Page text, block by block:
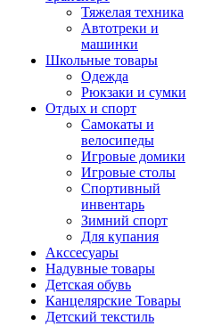
Тяжелая техника
Автотреки и
машинки
Школьные товары
Одежда
Рюкзаки и сумки
Отдых и спорт
Самокаты и
велосипеды
Игровые домики
Игровые столы
Спортивный
инвентарь
Зимний спорт
Для купания
Акссесуары
Надувные товары
Детская обувь
Канцелярские Товары
Детский текстиль